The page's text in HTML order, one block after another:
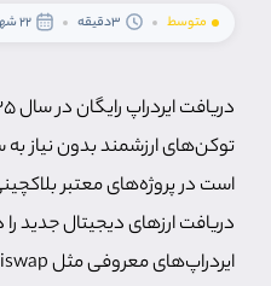
متوسط 3دقیقه 22 شهریور 1404
توکن‌های ارزشمند بدون نیاز
است در پروژه‌های معتبر
دریافت ارزهای دیجیتال جدید